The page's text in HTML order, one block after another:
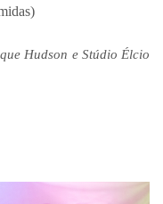
Hudson e Stúdio Élcio